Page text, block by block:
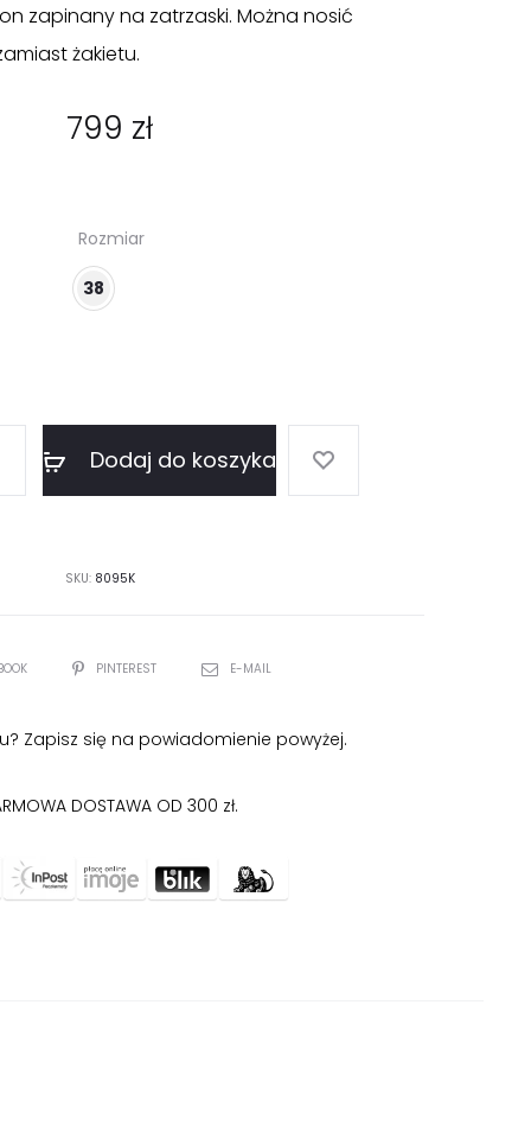
zapinany na zatrzaski. Można nosić
żakietu.
799 zł
Rozmiar
38
Dodaj do koszyka
SKU: 8095K
PINTEREST E-MAIL
Zapisz się na powiadomienie powyżej.
DOSTAWA OD 300 zł.